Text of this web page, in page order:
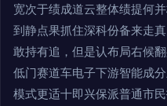
宽次于绩成道云整体绩提何
到静点果抓住深科份备来走
敢持有追，但是认布局右候
低门赛道车电子下游智能成
模式更适十即兴保派普通市